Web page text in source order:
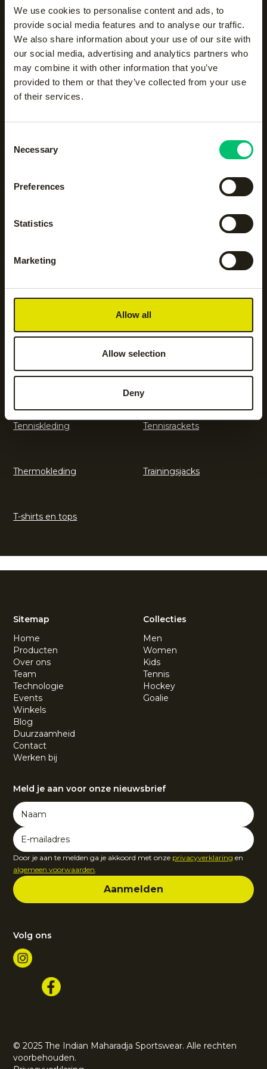
We use cookies to personalise content and ads, to
provide social media features and to analyse our traffic.
We also share information about your use of our site with
our social media, advertising and analytics partners who
may combine it with other information that you’ve
provided to them or that they’ve collected from your use
of their services.
Selection
Necessary
Preferences
Statistics
Marketing
Allow all
Allow selection
Deny
rijtje
Accessoires Body protection
Hockeyaccessoires
Hoodies en sweatshirts
Jassen
Legguards Shorts
Sokken Sportondergoed
Sportrokken en jurken Tennisaccessoires
Tenniskleding Tennisrackets
Thermokleding Trainingsjacks
T-shirts en tops
Sitemap
Home
Producten
Over ons
Team
Technologie
Events
Winkels
Blog
Duurzaamheid
Contact
Werken bij
Collecties
Men
Women
Kids
Tennis
Hockey
Goalie
Meld je aan voor onze nieuwsbrief
Door je aan te melden ga je akkoord met onze privacyverklaring en
algemeen voorwaarden
Volg ons
© 2025 The Indian Maharadja Sportswear. Alle rechten
voorbehouden.